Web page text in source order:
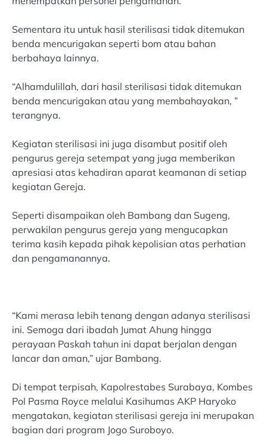
Sementara itu untuk hasil sterilisasi tidak ditemukan
benda mencurigakan seperti bom atau bahan
berbahaya lainnya.
“Alhamdulillah, dari hasil sterilisasi tidak ditemukan
benda mencurigakan atau yang membahayakan, ”
terangnya.
Kegiatan sterilisasi ini juga disambut positif oleh
pengurus gereja setempat yang juga memberikan
apresiasi atas kehadiran aparat keamanan di setiap
kegiatan Gereja.
Seperti disampaikan oleh Bambang dan Sugeng,
perwakilan pengurus gereja yang mengucapkan
terima kasih kepada pihak kepolisian atas perhatian
dan pengamanannya.
“Kami merasa lebih tenang dengan adanya sterilisasi
ini. Semoga dari ibadah Jumat Ahung hingga
perayaan Paskah tahun ini dapat berjalan dengan
lancar dan aman,” ujar Bambang.
Di tempat terpisah, Kapolrestabes Surabaya, Kombes
Pol Pasma Royce melalui Kasihumas AKP Haryoko
mengatakan, kegiatan sterilisasi gereja ini merupakan
bagian dari program Jogo Suroboyo.